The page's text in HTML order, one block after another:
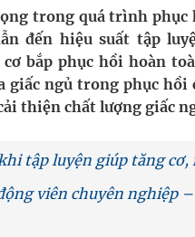
tăng cường chống hàng
ương cơ sở 2 đón hơn 500
hai cấp trong quản lý
trong quá trình phục
đến hiệu suất tập
bắp phục hồi hoàn
ngủ trong phục hồi
thiện chất lượng giấc
tập luyện giúp tăng cơ,
viên chuyên nghiệp